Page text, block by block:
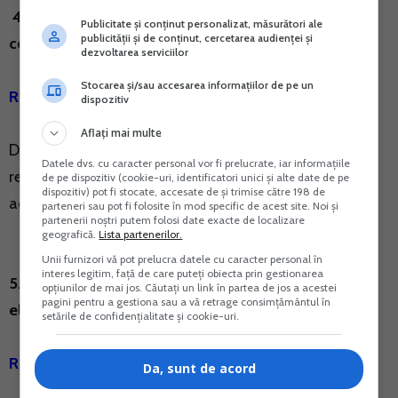
4. Intrebare: Sunt eligibile cheltuielile cu serviciile
contabile?
Raspuns oficial
Da, sunt eligibile si incadrate drept datorii curente si
restante catre furnizori necesare desfasurarii
activitatii.
5. Intrebare: Codul CAEN 6920 pentru PFA este
eligibil?
Raspuns oficial
Publicitate și conținut personalizat, măsurători ale
publicității și de conținut, cercetarea audienței și
dezvoltarea serviciilor
Stocarea și/sau accesarea informațiilor de pe un
dispozitiv
Aflați mai multe
Datele dvs. cu caracter personal vor fi prelucrate, iar informațiile
de pe dispozitiv (cookie-uri, identificatori unici și alte date de pe
dispozitiv) pot fi stocate, accesate de și trimise către 198 de
parteneri sau pot fi folosite în mod specific de acest site. Noi și
partenerii noștri putem folosi date exacte de localizare
geografică.Lista partenerilor.
Unii furnizori vă pot prelucra datele cu caracter personal în
interes legitim, față de care puteți obiecta prin gestionarea
opțiunilor de mai jos. Căutați un link în partea de jos a acestei
pagini pentru a gestiona sau a vă retrage consimțământul în
setările de confidențialitate și cookie-uri.
Da, sunt de acord